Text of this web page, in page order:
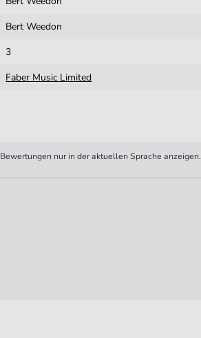
Bert Weedon
3
Faber Music Limited
Bewertungen nur in der aktuellen Sprache anzeigen.